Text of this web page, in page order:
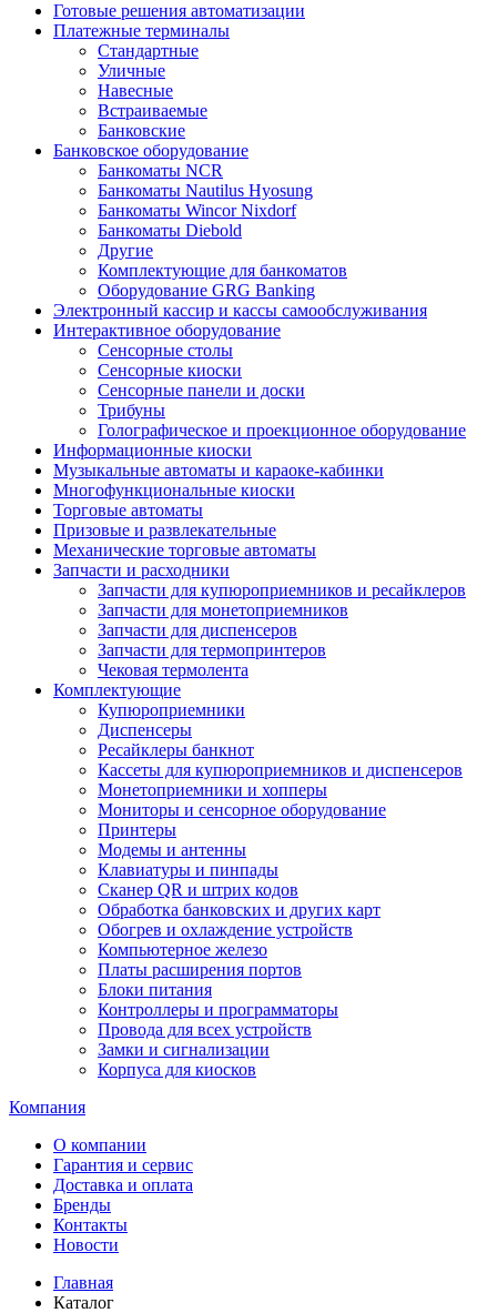
Готовые решения автоматизации
Платежные терминалы
Стандартные
Уличные
Навесные
Встраиваемые
Банковские
Банковское оборудование
Банкоматы NCR
Банкоматы Nautilus Hyosung
Банкоматы Wincor Nixdorf
Банкоматы Diebold
Другие
Комплектующие для банкоматов
Оборудование GRG Banking
Электронный кассир и кассы самообслуживания
Интерактивное оборудование
Сенсорные столы
Сенсорные киоски
Сенсорные панели и доски
Трибуны
Голографическое и проекционное оборудование
Информационные киоски
Музыкальные автоматы и караоке-кабинки
Многофункциональные киоски
Торговые автоматы
Призовые и развлекательные
Механические торговые автоматы
Запчасти и расходники
Запчасти для купюроприемников и ресайклеров
Запчасти для монетоприемников
Запчасти для диспенсеров
Запчасти для термопринтеров
Чековая термолента
Комплектующие
Купюроприемники
Диспенсеры
Ресайклеры банкнот
Кассеты для купюроприемников и диспенсеров
Монетоприемники и хопперы
Мониторы и сенсорное оборудование
Принтеры
Модемы и антенны
Клавиатуры и пинпады
Сканер QR и штрих кодов
Обработка банковских и других карт
Обогрев и охлаждение устройств
Компьютерное железо
Платы расширения портов
Блоки питания
Контроллеры и программаторы
Провода для всех устройств
Замки и сигнализации
Корпуса для киосков
Компания
О компании
Гарантия и сервис
Доставка и оплата
Бренды
Контакты
Новости
Главная
Каталог